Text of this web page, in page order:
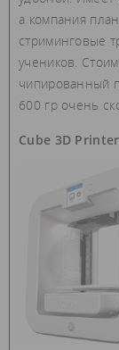
а компания
стриминговые
учеников.
чипированный
600 гр очень
Cube 3D Printer